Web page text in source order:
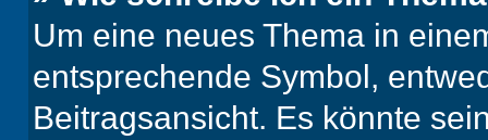
Um eine neues Thema in
entsprechende Symbol,
Beitragsansicht. Es könnte